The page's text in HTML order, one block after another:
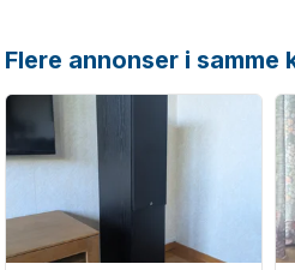
Flere annonser i samme